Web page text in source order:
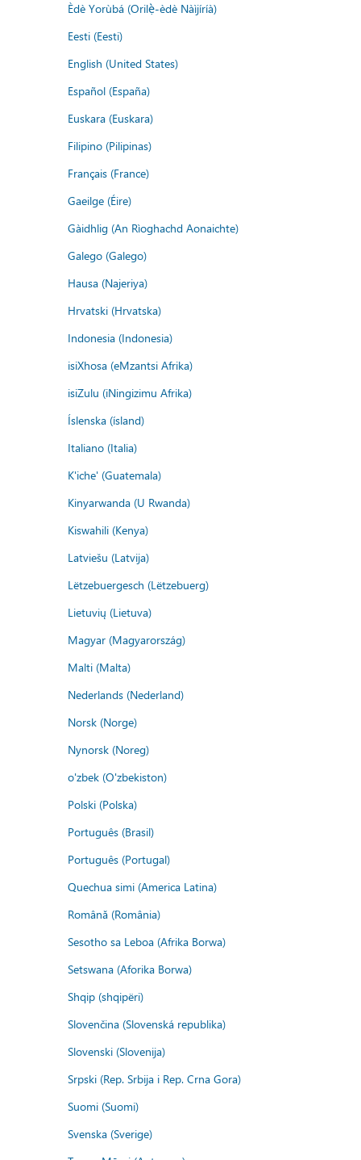
Èdè Yorùbá (Orilẹ̀-èdè Nàìjíríà)
Eesti (Eesti)
English (United States)
Español (España)
Euskara (Euskara)
Filipino (Pilipinas)
Français (France)
Gaeilge (Éire)
Gàidhlig (An Rìoghachd Aonaichte)
Galego (Galego)
Hausa (Najeriya)
Hrvatski (Hrvatska)
Indonesia (Indonesia)
isiXhosa (eMzantsi Afrika)
isiZulu (iNingizimu Afrika)
Íslenska (ísland)
Italiano (Italia)
K'iche' (Guatemala)
Kinyarwanda (U Rwanda)
Kiswahili (Kenya)
Latviešu (Latvija)
Lëtzebuergesch (Lëtzebuerg)
Lietuvių (Lietuva)
Magyar (Magyarország)
Malti (Malta)
Nederlands (Nederland)
Norsk (Norge)
Nynorsk (Noreg)
o'zbek (O'zbekiston)
Polski (Polska)
Português (Brasil)
Português (Portugal)
Quechua simi (America Latina)
Română (România)
Sesotho sa Leboa (Afrika Borwa)
Setswana (Aforika Borwa)
Shqip (shqipëri)
Slovenčina (Slovenská republika)
Slovenski (Slovenija)
Srpski (Rep. Srbija i Rep. Crna Gora)
Suomi (Suomi)
Svenska (Sverige)